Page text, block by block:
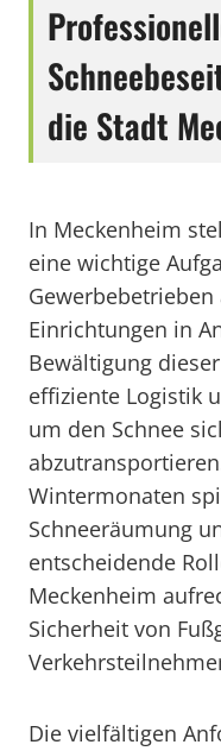
die Stadt
In Meckenheim
eine wichtige
Einrichtungen in
Bewältigung
effiziente Logistik
um den Schnee
Wintermonaten
Schneeräumung
entscheidende
Meckenheim
Sicherheit von
Die vielfältigen